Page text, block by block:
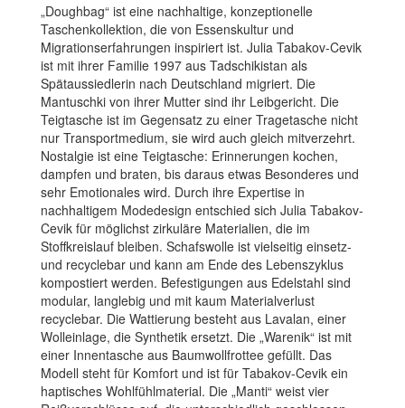
„Doughbag“ ist eine nachhaltige, konzeptionelle
Taschenkollektion, die von Essenskultur und
Migrationserfahrungen inspiriert ist. Julia Tabakov-Cevik
ist mit ihrer Familie 1997 aus Tadschikistan als
Spätaussiedlerin nach Deutschland migriert. Die
Mantuschki von ihrer Mutter sind ihr Leibgericht. Die
Teigtasche ist im Gegensatz zu einer Tragetasche nicht
nur Transportmedium, sie wird auch gleich mitverzehrt.
Nostalgie ist eine Teigtasche: Erinnerungen kochen,
dampfen und braten, bis daraus etwas Besonderes und
sehr Emotionales wird. Durch ihre Expertise in
nachhaltigem Modedesign entschied sich Julia Tabakov-
Cevik für möglichst zirkuläre Materialien, die im
Stoffkreislauf bleiben. Schafswolle ist vielseitig einsetz-
und recyclebar und kann am Ende des Lebenszyklus
kompostiert werden. Befestigungen aus Edelstahl sind
modular, langlebig und mit kaum Materialverlust
recyclebar. Die Wattierung besteht aus Lavalan, einer
Wolleinlage, die Synthetik ersetzt. Die „Warenik“ ist mit
einer Innentasche aus Baumwollfrottee gefüllt. Das
Modell steht für Komfort und ist für Tabakov-Cevik ein
haptisches Wohlfühlmaterial. Die „Manti“ weist vier